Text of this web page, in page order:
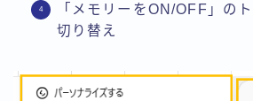
「メモリーをON/OFF」の
切り替え